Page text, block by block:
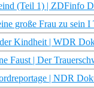
(Teil 1) | ZDFinfo
große Frau zu
Kindheit | WDR
Faust | Der
| NDR